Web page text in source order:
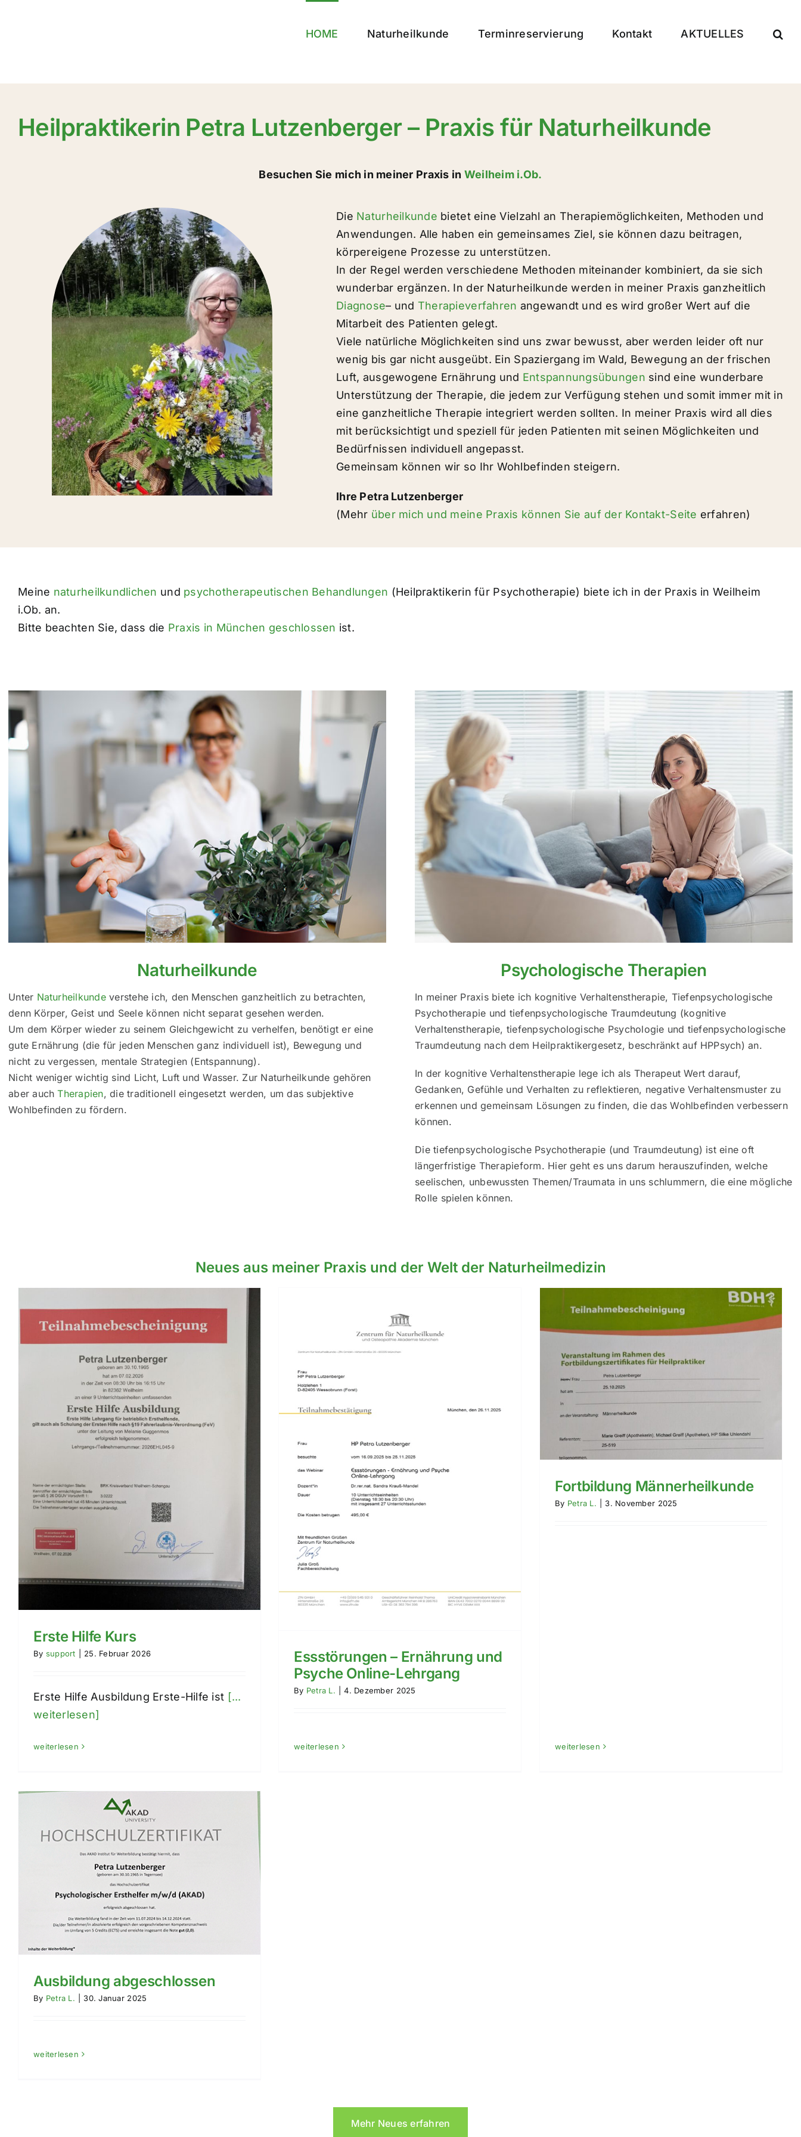
HOME Naturheilkunde Terminreservierung Kontakt AKTUELLES
Heilpraktikerin Petra Lutzenberger – Praxis für Naturheilkunde
Besuchen Sie mich in meiner Praxis in Weilheim i.Ob.
Die Naturheilkunde bietet eine Vielzahl an Therapiemöglichkeiten, Methoden und
Anwendungen. Alle haben ein gemeinsames Ziel, sie können dazu beitragen,
körpereigene Prozesse zu unterstützen.
In der Regel werden verschiedene Methoden miteinander kombiniert, da sie sich
wunderbar ergänzen. In der Naturheilkunde werden in meiner Praxis ganzheitlich
Diagnose– und Therapieverfahren angewandt und es wird großer Wert auf die
Mitarbeit des Patienten gelegt.
Viele natürliche Möglichkeiten sind uns zwar bewusst, aber werden leider oft nur
wenig bis gar nicht ausgeübt. Ein Spaziergang im Wald, Bewegung an der frischen
Luft, ausgewogene Ernährung und Entspannungsübungen sind eine wunderbare
Unterstützung der Therapie, die jedem zur Verfügung stehen und somit immer mit in
eine ganzheitliche Therapie integriert werden sollten. In meiner Praxis wird all dies
mit berücksichtigt und speziell für jeden Patienten mit seinen Möglichkeiten und
Bedürfnissen individuell angepasst.
Gemeinsam können wir so Ihr Wohlbefinden steigern.
Ihre Petra Lutzenberger
(Mehr über mich und meine Praxis können Sie auf der Kontakt-Seite erfahren)
Meine naturheilkundlichen und psychotherapeutischen Behandlungen (Heilpraktikerin für Psychotherapie) biete ich in der Praxis in Weilheim
i.Ob. an.
Bitte beachten Sie, dass die Praxis in München geschlossen ist.
Naturheilkunde
Unter Naturheilkundeverstehe ich, den Menschen ganzheitlich zu betrachten,
denn Körper, Geist und Seele können nicht separat gesehen werden.
Um dem Körper wieder zu seinem Gleichgewicht zu verhelfen, benötigt er eine
gute Ernährung (die für jeden Menschen ganz individuell ist), Bewegung und
nicht zu vergessen, mentale Strategien (Entspannung).
Nicht weniger wichtig sind Licht, Luft und Wasser. Zur Naturheilkunde gehören
aber auchTherapien, die traditionell eingesetzt werden, um das subjektive
Wohlbefinden zu fördern.
Psychologische Therapien
In meiner Praxis biete ich kognitive Verhaltenstherapie, Tiefenpsychologische
Psychotherapie und tiefenpsychologische Traumdeutung (kognitive
Verhaltenstherapie, tiefenpsychologische Psychologie und tiefenpsychologische
Traumdeutung nach dem Heilpraktikergesetz, beschränkt auf HPPsych) an.
In der kognitive Verhaltenstherapie lege ich als Therapeut Wert darauf,
Gedanken, Gefühle und Verhalten zu reflektieren, negative Verhaltensmuster zu
erkennen und gemeinsam Lösungen zu finden, die das Wohlbefinden verbessern
können.
Die tiefenpsychologische Psychotherapie (und Traumdeutung) ist eine oft
längerfristige Therapieform. Hier geht es uns darum herauszufinden, welche
seelischen, unbewussten Themen/Traumata in uns schlummern, die eine mögliche
Rolle spielen können.
Neues aus meiner Praxis und der Welt der Naturheilmedizin
Erste Hilfe Kurs
By support 25. Februar 2026
Erste Hilfe Ausbildung Erste-Hilfe ist [...
weiterlesen]
weiterlesen
Essstörungen – Ernährung und
Psyche Online-Lehrgang
By Petra L. 4. Dezember 2025
weiterlesen
Fortbildung Männerheilkunde
By Petra L. 3. November 2025
weiterlesen
Ausbildung abgeschlossen
By Petra L. 30. Januar 2025
weiterlesen
Mehr Neues erfahren